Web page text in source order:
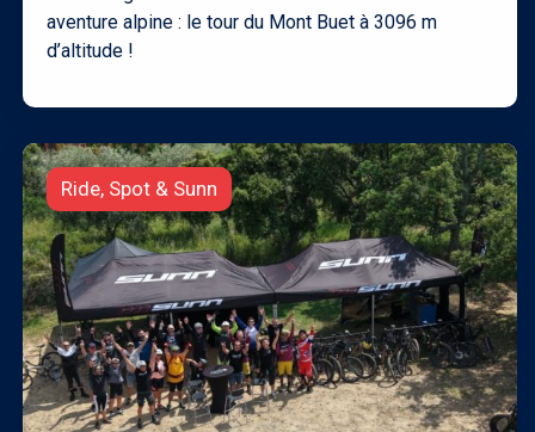
aventure alpine : le tour du Mont Buet à 3096 m
d’altitude !
Ride, Spot & Sunn